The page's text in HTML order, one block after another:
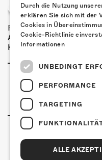
FRISCH BESTÄTIGT:
Am Sonntag, 15.
Kulturfabrik Kofmehl!
Durch die Nutzung
erklären Sie sich mit der
Cookies in
Cookie-Richtlinie
Informationen
UNBEDINGT
PERFORMANCE
TARGETING
ALLE